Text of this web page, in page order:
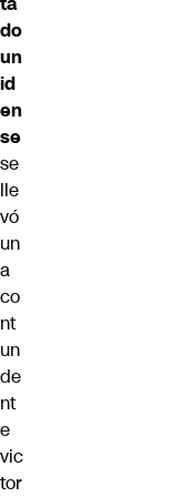
do
un
id
en
se
se
lle
vó
un
a
co
nt
un
de
nt
e
vic
tor